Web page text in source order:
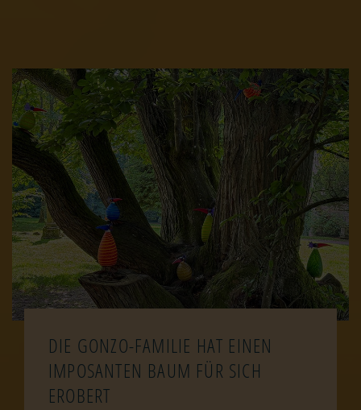
Image
DIE GONZO-FAMILIE HAT EINEN
IMPOSANTEN BAUM FÜR SICH
EROBERT